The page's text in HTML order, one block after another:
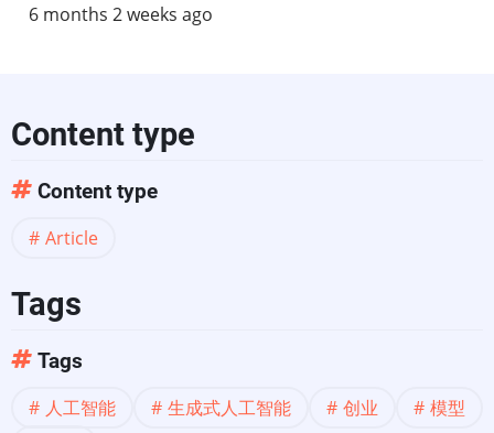
个
造
性
的
界
6 months 2 weeks ago
Content type
Content type
Article
Tags
Tags
人工智能 生成式人工智能 创业
模型